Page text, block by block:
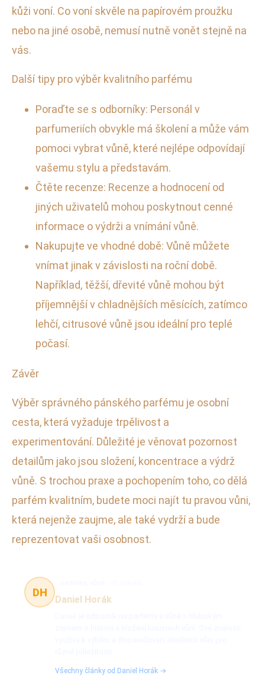
kůži voní. Co voní skvěle na papírovém proužku
nebo na jiné osobě, nemusí nutně vonět stejně na
vás.
Další tipy pro výběr kvalitního parfému
Poraďte se s odborníky: Personál v
parfumeriích obvykle má školení a může vám
pomoci vybrat vůně, které nejlépe odpovídají
vašemu stylu a představám.
Čtěte recenze: Recenze a hodnocení od
jiných uživatelů mohou poskytnout cenné
informace o výdrži a vnímání vůně.
Nakupujte ve vhodné době: Vůně můžete
vnímat jinak v závislosti na roční době.
Například, těžší, dřevité vůně mohou být
příjemnější v chladnějších měsících, zatímco
lehčí, citrusové vůně jsou ideální pro teplé
počasí.
Závěr
Výběr správného pánského parfému je osobní
cesta, která vyžaduje trpělivost a
experimentování. Důležité je věnovat pozornost
detailům jako jsou složení, koncentrace a výdrž
vůně. S trochou praxe a pochopením toho, co dělá
parfém kvalitním, budete moci najít tu pravou vůni,
která nejenže zaujme, ale také vydrží a bude
reprezentovat vaši osobnost.
DH
Daniel Horák
Všechny články od Daniel Horák →